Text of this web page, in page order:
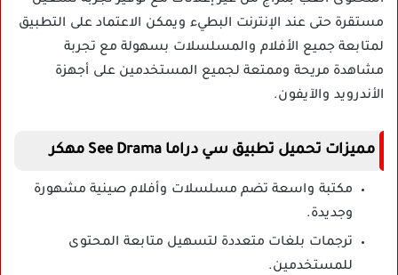
مستقرة حتى عند الإنترنت البطيء ويمكن الاعتماد على التطبيق
لمتابعة جميع الأفلام والمسلسلات بسهولة مع تجربة
مشاهدة مريحة وممتعة لجميع المستخدمين على أجهزة
الأندرويد والآيفون.
مميزات تحميل تطبيق سي دراما See Drama مهكر
مكتبة واسعة تضم مسلسلات وأفلام صينية مشهورة
وجديدة.
ترجمات بلغات متعددة لتسهيل متابعة المحتوى
للمستخدمين.